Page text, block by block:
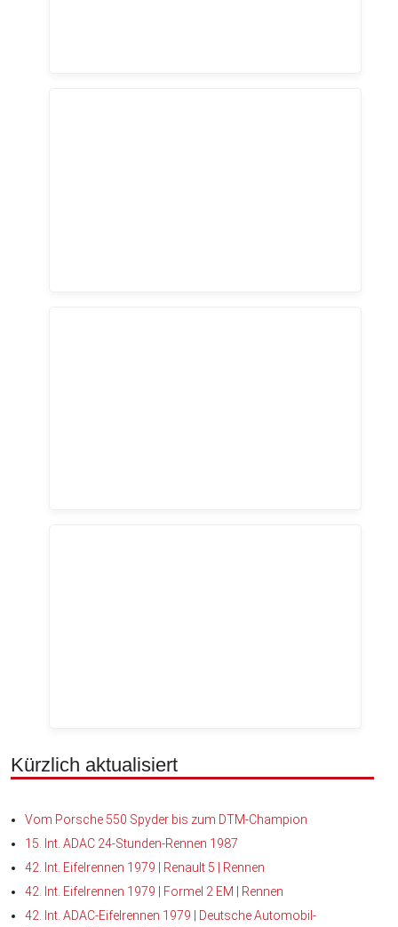
Kürzlich aktualisiert
Vom Porsche 550 Spyder bis zum DTM-Champion
15. Int. ADAC 24-Stunden-Rennen 1987
42. Int. Eifelrennen 1979 | Renault 5 | Rennen
42. Int. Eifelrennen 1979 | Formel 2 EM | Rennen
42. Int. ADAC-Eifelrennen 1979 | Deutsche Automobil-